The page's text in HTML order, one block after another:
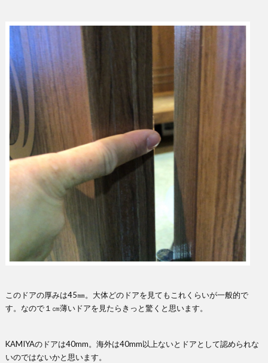
このドアの厚みは45㎜。大体どのドアを見てもこれくらいが一般的で
す。なので１㎝薄いドアを見たらきっと驚くと思います。
KAMIYAのドアは40mm。海外は40mm以上ないとドアとして認められな
いのではないかと思います。